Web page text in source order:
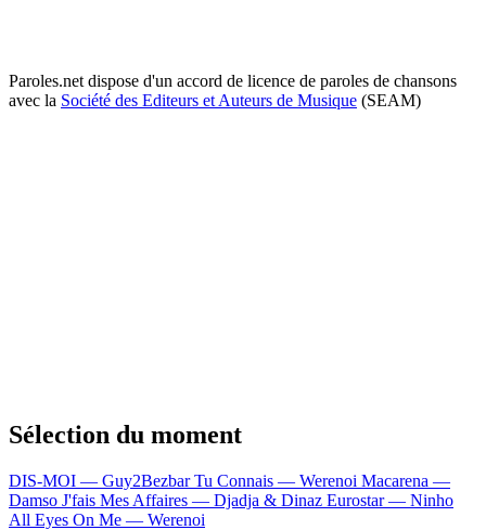
Paroles.net dispose d'un accord de licence de paroles de chansons
avec la Société des Editeurs et Auteurs de Musique (SEAM)
Sélection du moment
DIS-MOI — Guy2BezbarTu Connais — Werenoi Macarena —
Damso J'fais Mes Affaires — Djadja & Dinaz Eurostar — Ninho
All Eyes On Me — Werenoi